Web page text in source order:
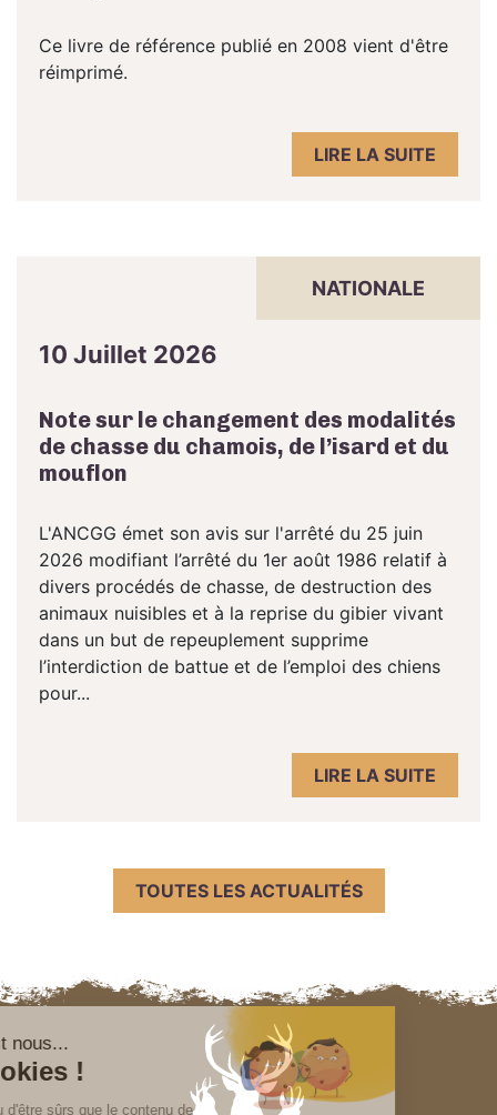
Ce livre de référence publié en 2008 vient d'être
réimprimé.
LIRE LA SUITE
NATIONALE
10 Juillet 2026
Note sur le changement des modalités
de chasse du chamois, de l’isard et du
mouflon
L'ANCGG émet son avis sur l'arrêté du 25 juin
2026 modifiant l’arrêté du 1er août 1986 relatif à
divers procédés de chasse, de destruction des
animaux nuisibles et à la reprise du gibier vivant
dans un but de repeuplement supprime
l’interdiction de battue et de l’emploi des chiens
pour...
LIRE LA SUITE
TOUTES LES ACTUALITÉS